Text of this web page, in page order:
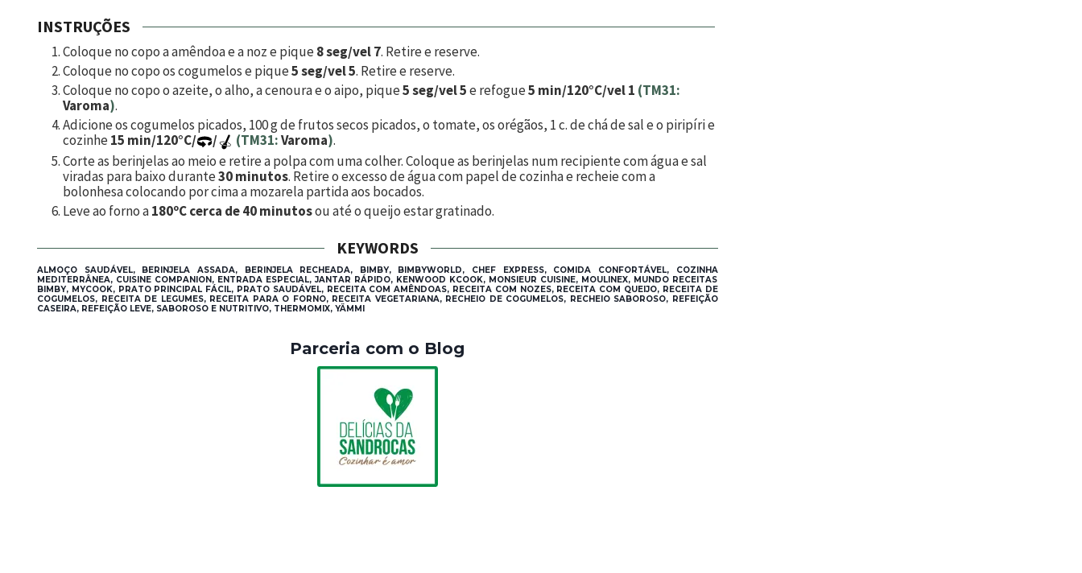
INSTRUÇÕES
Coloque no copo a amêndoa e a noz e pique8 seg/vel 7. Retire e reserve.
Coloque no copo os cogumelos e pique5 seg/vel 5. Retire e reserve.
Coloque no copo o azeite, o alho, a cenoura e o aipo, pique5 seg/vel 5e refogue5 min/120°C/vel 1 (TM31:
Varoma).
Adicione os cogumelos picados, 100g de frutos secos picados, o tomate, os orégãos, 1c. de chá de sal e o piripíri e
cozinhe15 min/120°C/ / (TM31:Varoma).
Corte as berinjelas ao meio e retire a polpa com uma colher. Coloque as berinjelas num recipiente com água e sal
viradas para baixo durante30 minutos. Retire o excesso de água com papel de cozinha e recheie com a
bolonhesa colocando por cima a mozarela partida aos bocados.
Leve ao forno a180ºC cerca de 40 minutosou até o queijo estar gratinado.
KEYWORDS
ALMOÇO SAUDÁVEL, BERINJELA ASSADA, BERINJELA RECHEADA, BIMBY, BIMBYWORLD, CHEF EXPRESS, COMIDA CONFORTÁVEL, COZINHA
MEDITERRÂNEA, CUISINE COMPANION, ENTRADA ESPECIAL, JANTAR RÁPIDO, KENWOOD KCOOK, MONSIEUR CUISINE, MOULINEX, MUNDO RECEITAS
BIMBY, MYCOOK, PRATO PRINCIPAL FÁCIL, PRATO SAUDÁVEL, RECEITA COM AMÊNDOAS, RECEITA COM NOZES, RECEITA COM QUEIJO, RECEITA DE
COGUMELOS, RECEITA DE LEGUMES, RECEITA PARA O FORNO, RECEITA VEGETARIANA, RECHEIO DE COGUMELOS, RECHEIO SABOROSO, REFEIÇÃO
CASEIRA, REFEIÇÃO LEVE, SABOROSO E NUTRITIVO, THERMOMIX, YÄMMI
Parceria com o Blog